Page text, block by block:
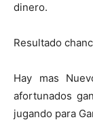
dinero.
Resultado
Hay mas
afortunados
jugando para